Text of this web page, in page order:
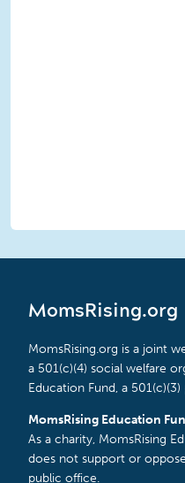
MomsRising.org
MomsRising.org is a joint
a 501(c)(4) social welfare
Education Fund, a
MomsRising Education
As a charity, MomsRising
does not support or
public office.